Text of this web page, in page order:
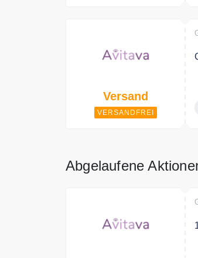
Versand
VERSANDFREI
Abgelaufene